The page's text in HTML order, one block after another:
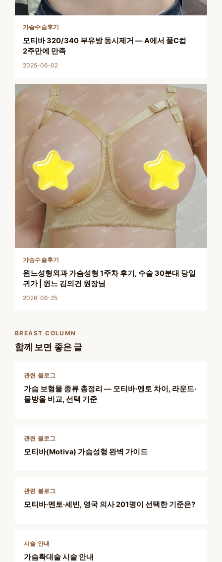
가슴수술후기
모티바 320/340 부유방 동시제거 — A에서 풀C컵
2주만에 만족
2025-06-02
가슴수술후기
윈느성형외과 가슴성형 1주차 후기, 수술 30분대 당일
귀가 | 윈느 김의건 원장님
2026-06-25
BREAST COLUMN
함께 보면 좋은 글
관련 블로그
가슴 보형물 종류 총정리 — 모티바·멘토 차이, 라운드·
물방울 비교, 선택 기준
관련 블로그
모티바(Motiva) 가슴성형 완벽 가이드
관련 블로그
모티바·멘토·세빈, 영국 의사 201명이 선택한 기준은?
시술 안내
가슴확대술 시술 안내